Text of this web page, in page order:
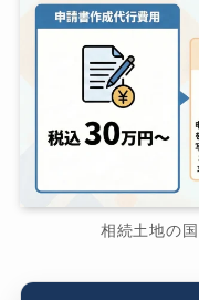
相続土地の